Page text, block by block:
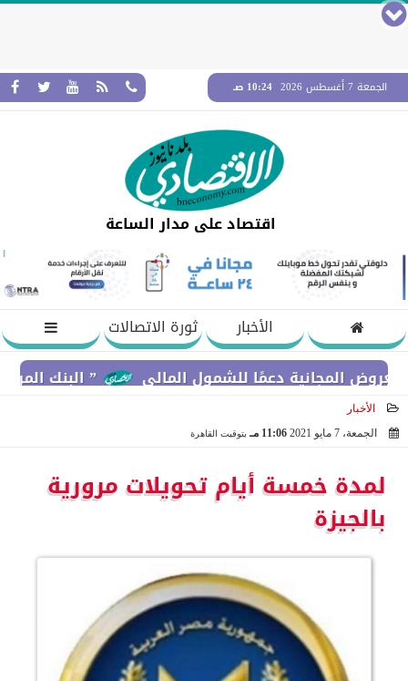
الجمعة 7 أغسطس 2026 10:24 صـ
اقتصاد على مدار الساعة
الأخبار
ثورة الاتصالات
” البنك المركزي” : معدلات الشمول المالي
دعمًا للشمول المالي
الأخبار
الجمعة، 7 مايو 2021
11:06 مـ بتوقيت القاهرة
لمدة خمسة أيام تحويلات مرورية
بالجيزة